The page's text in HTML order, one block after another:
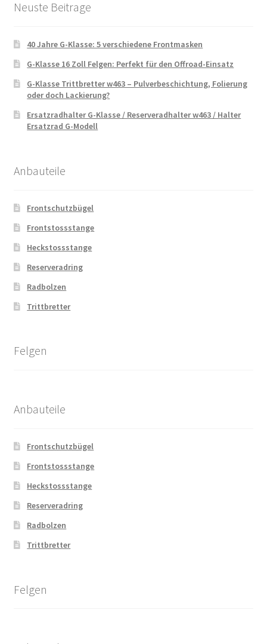
Neuste Beitrage
40 Jahre G-Klasse: 5 verschiedene Frontmasken
G-Klasse 16 Zoll Felgen: Perfekt für den Offroad-Einsatz
G-Klasse Trittbretter w463 – Pulverbeschichtung, Folierung
oder doch Lackierung?
Ersatzradhalter G-Klasse / Reserveradhalter w463 / Halter
Ersatzrad G-Modell
Anbauteile
Frontschutzbügel
Frontstossstange
Heckstossstange
Reserveradring
Radbolzen
Trittbretter
Felgen
Anbauteile
Frontschutzbügel
Frontstossstange
Heckstossstange
Reserveradring
Radbolzen
Trittbretter
Felgen